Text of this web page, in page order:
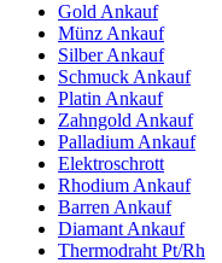
Gold Ankauf
Münz Ankauf
Silber Ankauf
Schmuck Ankauf
Platin Ankauf
Zahngold Ankauf
Palladium Ankauf
Elektroschrott
Rhodium Ankauf
Barren Ankauf
Diamant Ankauf
Thermodraht Pt/Rh